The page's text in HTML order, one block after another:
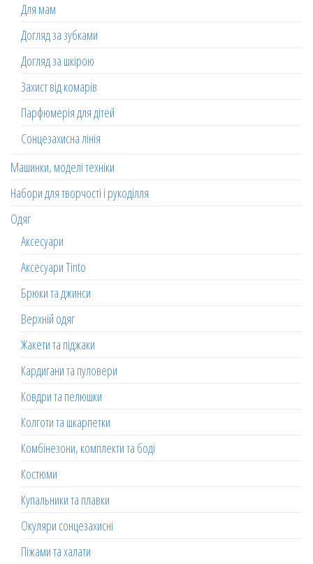
Для мам
Догляд за зубками
Догляд за шкірою
Захист від комарів
Парфюмерія для дітей
Сонцезахисна лінія
Машинки, моделі техніки
Набори для творчості і рукоділля
Одяг
Аксесуари
Аксесуари Tinto
Брюки та джинси
Верхній одяг
Жакети та піджаки
Кардигани та пуловери
Ковдри та пелюшки
Колготи та шкарпетки
Комбінезони, комплекти та боді
Костюми
Купальники та плавки
Окуляри сонцезахисні
Піжами та халати